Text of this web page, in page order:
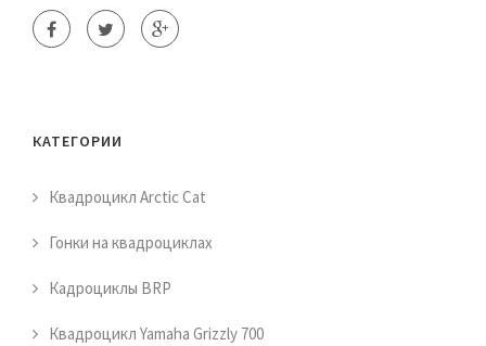
КАТЕГОРИИ
Квадроцикл Arctic Cat
Гонки на квадроциклах
Кадроциклы BRP
Квадроцикл Yamaha Grizzly 700